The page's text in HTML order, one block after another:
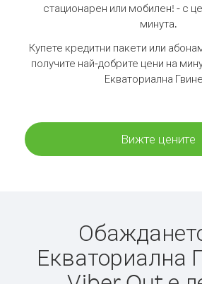
стационарен или мобилен! - с
минута.
Купете кредитни пакети или
получите най-добрите цени на
Екваториална
Вижте цените
Екваториална